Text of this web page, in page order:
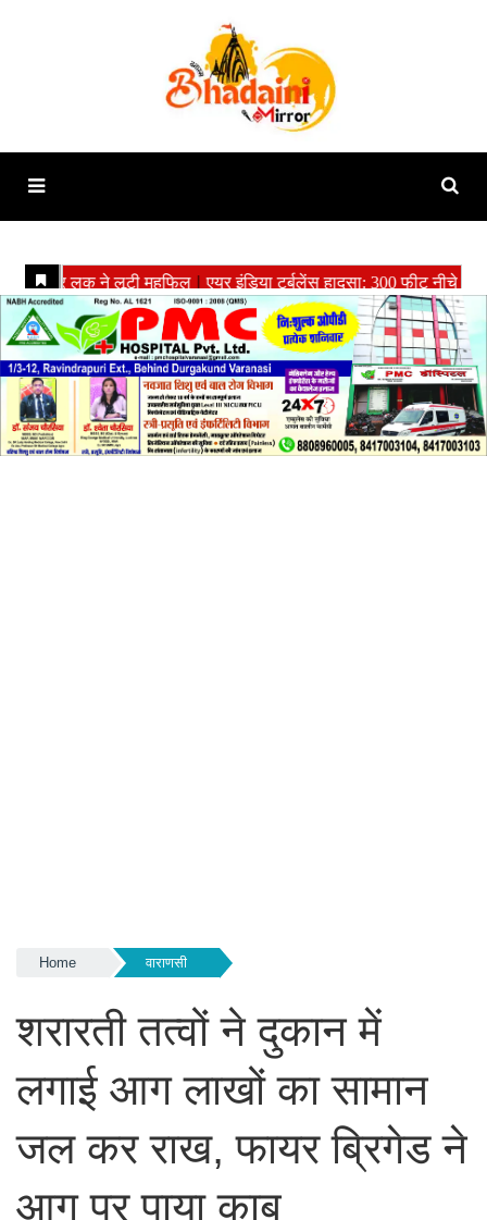
Home वाराणसी
शरारती तत्वों ने दुकान में
लगाई आग लाखों का सामान
जल कर राख, फायर ब्रिगेड ने
आग पर पाया काबू